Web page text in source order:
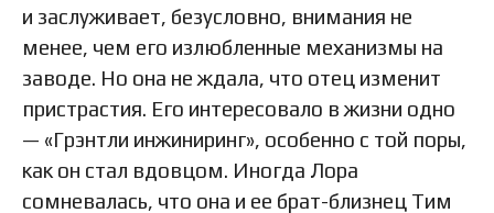
и заслуживает, безусловно, внимания не
менее, чем его излюбленные механизмы на
заводе. Но она не ждала, что отец изменит
пристрастия. Его интересовало в жизни одно
— «Грэнтли инжиниринг», особенно с той поры,
как он стал вдовцом. Иногда Лора
сомневалась, что она и ее брат-близнец Тим